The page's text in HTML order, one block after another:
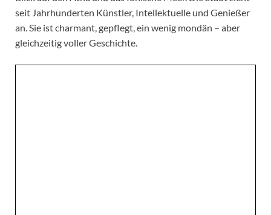
seit Jahrhunderten Künstler, Intellektuelle und Genießer
an. Sie ist charmant, gepflegt, ein wenig mondän – aber
gleichzeitig voller Geschichte.